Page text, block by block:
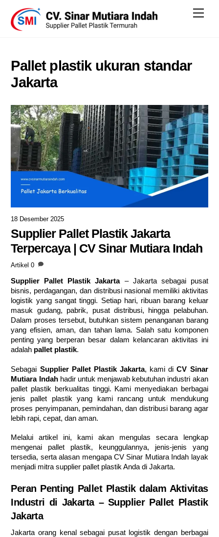
content
Pallet plastik ukuran standar
Jakarta
18 Desember 2025
Supplier Pallet Plastik Jakarta
Terpercaya | CV Sinar Mutiara Indah
Artikel 0
Supplier Pallet Plastik Jakarta– Jakarta sebagai pusat
bisnis, perdagangan, dan distribusi nasional memiliki aktivitas
logistik yang sangat tinggi. Setiap hari, ribuan barang keluar
masuk gudang, pabrik, pusat distribusi, hingga pelabuhan.
Dalam proses tersebut, butuhkan sistem penanganan barang
yang efisien, aman, dan tahan lama. Salah satu komponen
penting yang berperan besar dalam kelancaran aktivitas ini
adalah pallet plastik.
Sebagai Supplier Pallet Plastik Jakarta, kami diCV Sinar
Mutiara Indahhadir untuk menjawab kebutuhan industri akan
pallet plastik berkualitas tinggi. Kami menyediakan berbagai
jenis pallet plastik yang kami rancang untuk mendukung
proses penyimpanan, pemindahan, dan distribusi barang agar
lebih rapi, cepat, dan aman.
Melalui artikel ini, kami akan mengulas secara lengkap
mengenai pallet plastik, keunggulannya, jenis-jenis yang
tersedia, serta alasan mengapa CV Sinar Mutiara Indah layak
menjadi mitra supplier pallet plastik Anda di Jakarta.
Peran Penting Pallet Plastik dalam Aktivitas
Industri di Jakarta – Supplier Pallet Plastik
Jakarta
Jakarta orang kenal sebagai pusat logistik dengan berbagai